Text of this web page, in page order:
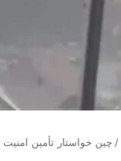
/ چین خواستار تأمین